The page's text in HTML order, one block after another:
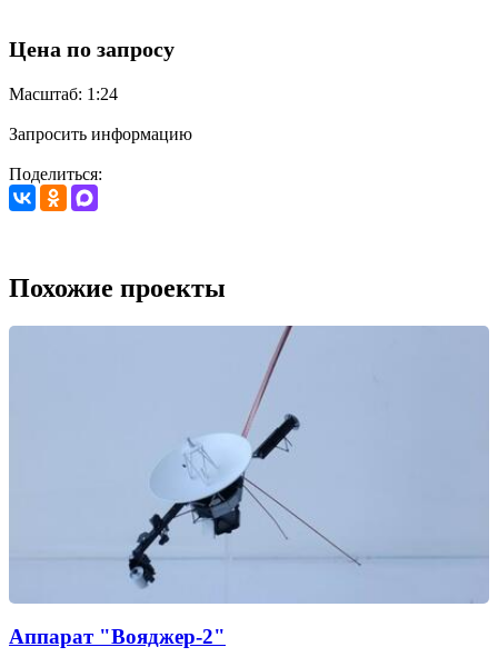
Цена по запросу
Масштаб: 1:24
Запросить информацию
Поделиться:
Похожие проекты
Аппарат "Вояджер-2"